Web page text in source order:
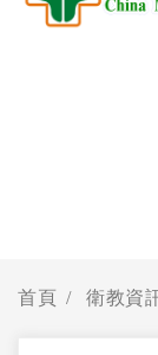
首頁 衛教資